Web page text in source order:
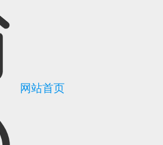
网站首页